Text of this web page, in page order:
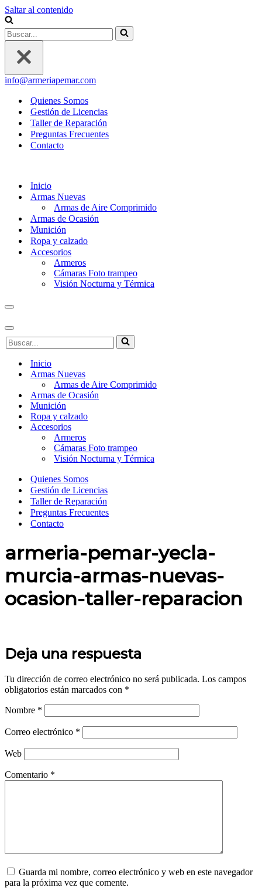
Saltar al contenido
Buscar...
info@armeriapemar.com
Quienes Somos
Gestión de Licencias
Taller de Reparación
Preguntas Frecuentes
Contacto
Inicio
Armas Nuevas
Armas de Aire Comprimido
Armas de Ocasión
Munición
Ropa y calzado
Accesorios
Armeros
Cámaras Foto trampeo
Visión Nocturna y Térmica
Menú
navegación
Menú
de
navegación
Buscar...
Inicio
Armas Nuevas
Armas de Aire Comprimido
Armas de Ocasión
Munición
Ropa y calzado
Accesorios
Armeros
Cámaras Foto trampeo
Visión Nocturna y Térmica
Quienes Somos
Gestión de Licencias
Taller de Reparación
Preguntas Frecuentes
Contacto
armeria-pemar-yecla-
murcia-armas-nuevas-
ocasion-taller-reparacion
Deja una respuesta
Tu dirección de correo electrónico no será publicada. Los campos
obligatorios están marcados con *
Nombre *
Correo electrónico *
Web
Comentario *
Guarda mi nombre, correo electrónico y web en este navegador
para la próxima vez que comente.